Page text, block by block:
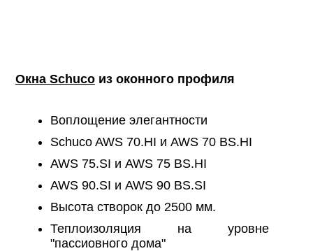
Окна Schucoиз оконного профиля
Воплощение элегантности
Schuco AWS 70.HI и AWS 70 BS.HI
AWS 75.SI и AWS 75 BS.HI
AWS 90.SI и AWS 90 BS.SI
Высота створок до 2500 мм.
Теплоизоляция на уровне
"пассиовного дома"